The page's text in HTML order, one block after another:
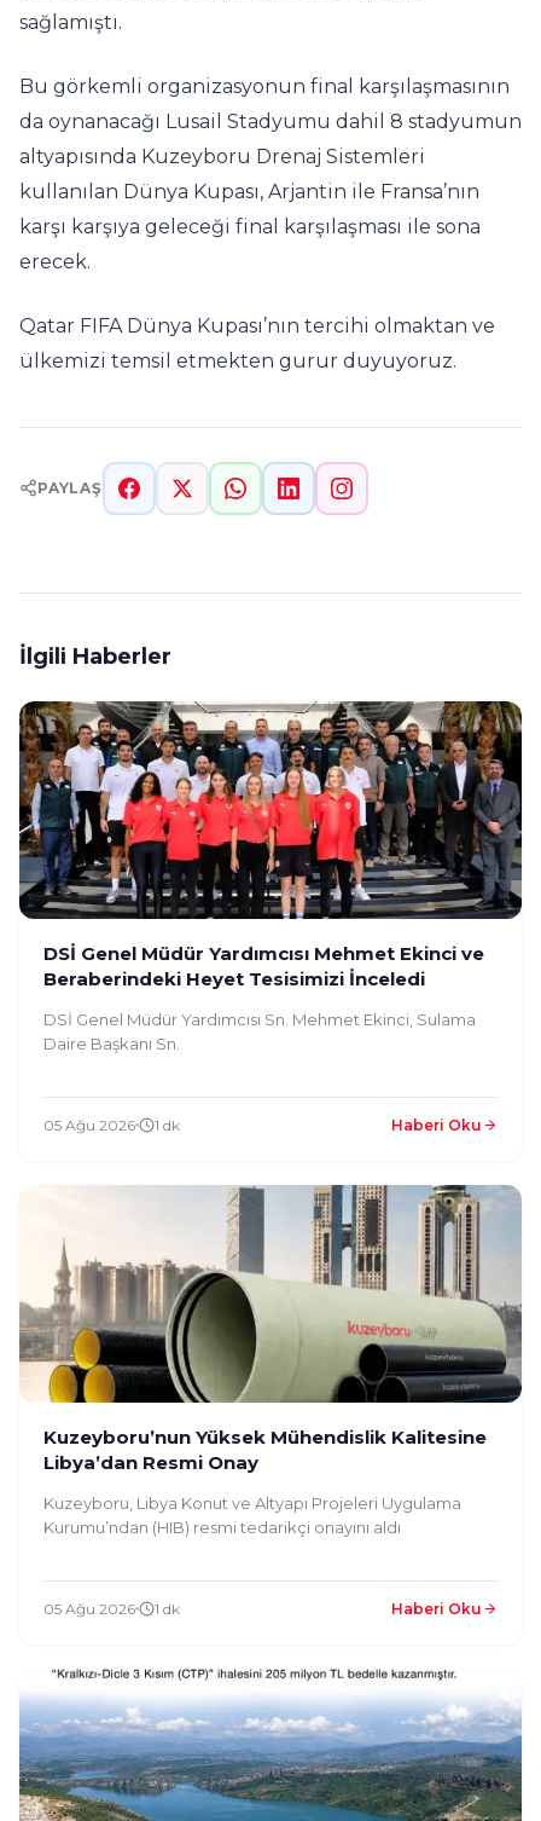
sağlamıştı.
Bu görkemli organizasyonun final karşılaşmasının
da oynanacağı Lusail Stadyumu dahil 8 stadyumun
altyapısında Kuzeyboru Drenaj Sistemleri
kullanılan Dünya Kupası, Arjantin ile Fransa’nın
karşı karşıya geleceği final karşılaşması ile sona
erecek.
Qatar FIFA Dünya Kupası’nın tercihi olmaktan ve
ülkemizi temsil etmekten gurur duyuyoruz.
PAYLAŞ
İlgili Haberler
DSİ Genel Müdür Yardımcısı Mehmet Ekinci ve
Beraberindeki Heyet Tesisimizi İnceledi
DSİ Genel Müdür Yardımcısı Sn. Mehmet Ekinci, Sulama
Daire Başkanı Sn.
05 Ağu 2026 1 dk Haberi Oku
Kuzeyboru’nun Yüksek Mühendislik Kalitesine
Libya’dan Resmi Onay
Kuzeyboru, Libya Konut ve Altyapı Projeleri Uygulama
Kurumu’ndan (HIB) resmi tedarikçi onayını aldı
05 Ağu 2026 1 dk Haberi Oku